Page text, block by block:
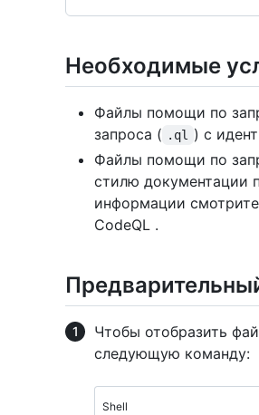
Необходимые
Файлы помощи по
запроса ( .ql
) с
Файлы помощи по
стилю документации
информации смотрите
CodeQL .
Чтобы отобразить
следующую команду:
Shell